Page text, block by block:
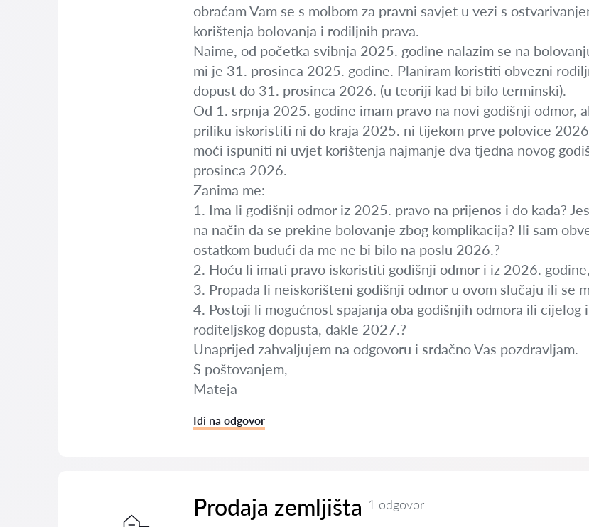
obraćam Vam se s molbom za pravni savjet u vezi s
korištenja bolovanja i rodiljnih prava.
Naime, od početka svibnja 2025. godine nalazim se na
mi je 31. prosinca 2025. godine. Planiram koristiti obvezni
dopust do 31. prosinca 2026. (u teoriji kad bi bilo terminski).
Od 1. srpnja 2025. godine imam pravo na novi godišnji odmor,
priliku iskoristiti ni do kraja 2025. ni tijekom prve polovice
moći ispuniti ni uvjet korištenja najmanje dva tjedna novog
prosinca 2026.
Zanima me:
1. Ima li godišnji odmor iz 2025. pravo na prijenos i do kada?
na način da se prekine bolovanje zbog komplikacija? Ili sam
ostatkom budući da me ne bi bilo na poslu 2026.?
2. Hoću li imati pravo iskoristiti godišnji odmor i iz 2026.
3. Propada li neiskorišteni godišnji odmor u ovom slučaju ili se
4. Postoji li mogućnost spajanja oba godišnjih odmora ili
roditeljskog dopusta, dakle 2027.?
Unaprijed zahvaljujem na odgovoru i srdačno Vas pozdravljam.
S poštovanjem,
Mateja
Idi na odgovor
Prodaja zemljišta 1 odgovor